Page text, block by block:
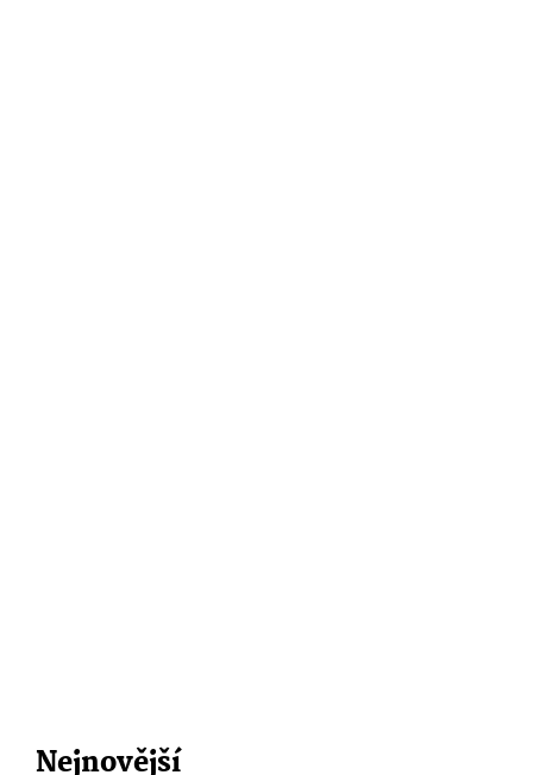
Nejnovější